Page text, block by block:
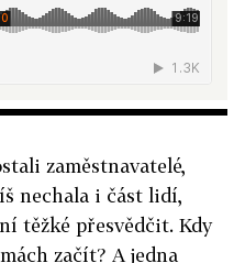
zaměstnavatelé,
nechala i část lidí,
těžké přesvědčit. Kdy
začít? A jedna